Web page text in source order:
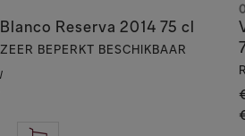
maar kijkt ook vooruit. Zo is het
te behouden. Geduld is een
Reserva 2014 75 cl
BEPERKT BESCHIKBAAR